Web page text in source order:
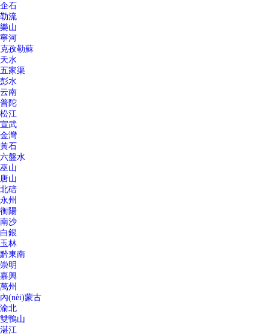
企石
勒流
樂山
寧河
克孜勒蘇
天水
五家渠
彭水
云南
普陀
松江
宣武
金灣
黃石
六盤水
巫山
唐山
北碚
永州
衡陽
南沙
白銀
玉林
黔東南
崇明
嘉興
萬州
內(nèi)蒙古
渝北
雙鴨山
湛江